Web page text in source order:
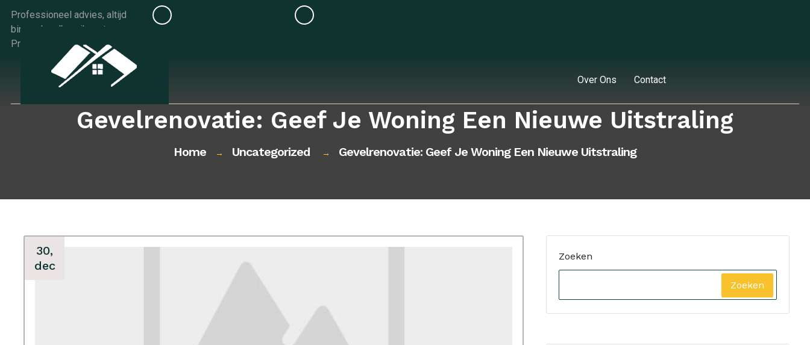
content
Professioneel advies, altijd
binnen handbereik met
Progids.be
Over Ons Contact
Gevelrenovatie: Geef Je Woning Een Nieuwe Uitstraling
Home → Uncategorized → Gevelrenovatie: Geef Je Woning Een Nieuwe Uitstraling
30,
dec
Zoeken
Zoeken